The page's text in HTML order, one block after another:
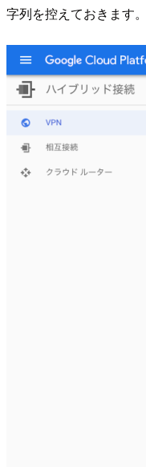
字列を控えておきます。